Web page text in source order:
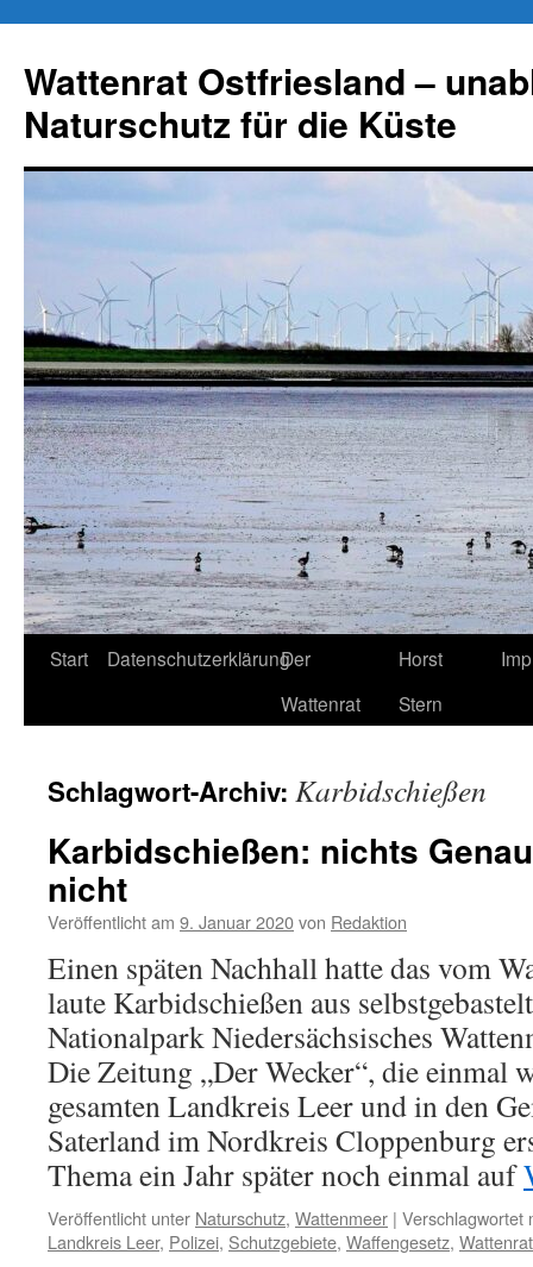
springen
Wattenrat Ostfriesland –
Naturschutz für die Küste
Start DatenschutzerklärungDer
Wattenrat
Horst
Stern
Schlagwort-Archiv: Karbidschießen
Karbidschießen: nichts
nicht
Veröffentlicht am 9. Januar 2020von Redaktion
Einen späten Nachhall hatte das vom
laute Karbidschießen aus
Nationalpark Niedersächsisches
Die Zeitung „Der Wecker“, die einmal
gesamten Landkreis Leer und in den
Saterland im Nordkreis Cloppenburg
Thema ein Jahr später noch einmal auf
Veröffentlicht unter Naturschutz, Wattenmeer | Verschlagwortet
Landkreis Leer, Polizei, Schutzgebiete, Waffengesetz, Wattenrat